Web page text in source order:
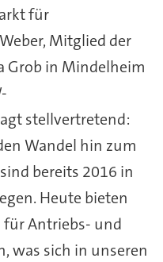
für
Mitglied der
Grob in Mindelheim
stellvertretend:
Wandel hin zum
bereits 2016 in
Heute bieten
Antriebs- und
was sich in unseren